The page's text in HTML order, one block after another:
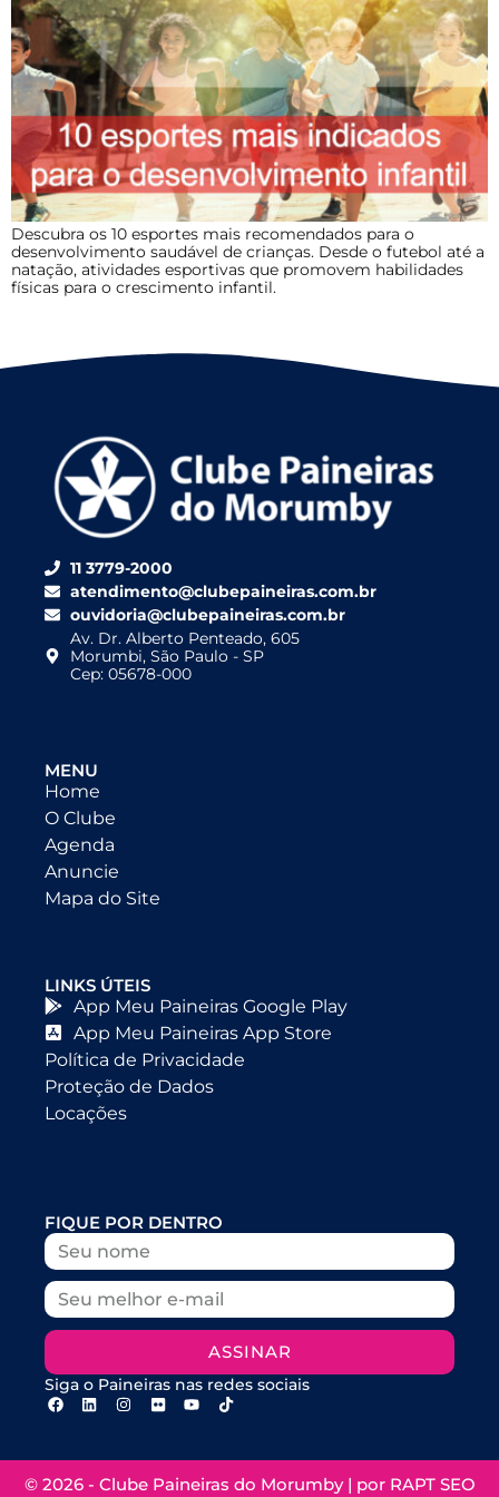
Descubra os 10 esportes mais recomendados para o
desenvolvimento saudável de crianças. Desde o futebol até a
natação, atividades esportivas que promovem habilidades
físicas para o crescimento infantil.
11 3779-2000
atendimento@clubepaineiras.com.br
ouvidoria@clubepaineiras.com.br
Av. Dr. Alberto Penteado, 605
Morumbi, São Paulo - SP
Cep: 05678-000
MENU
Home
O Clube
Agenda
Anuncie
Mapa do Site
LINKS ÚTEIS
App Meu Paineiras Google Play
App Meu Paineiras App Store
Política de Privacidade
Proteção de Dados
Locações
FIQUE POR DENTRO
ASSINAR
Siga o Paineiras nas redes sociais
© 2026 - Clube Paineiras do Morumby | por RAPT SEO